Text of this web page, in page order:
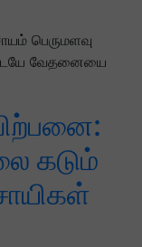
பெருமளவு
வேதனையை
கடும்